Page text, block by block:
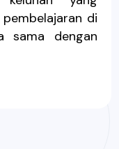
di
sama dengan